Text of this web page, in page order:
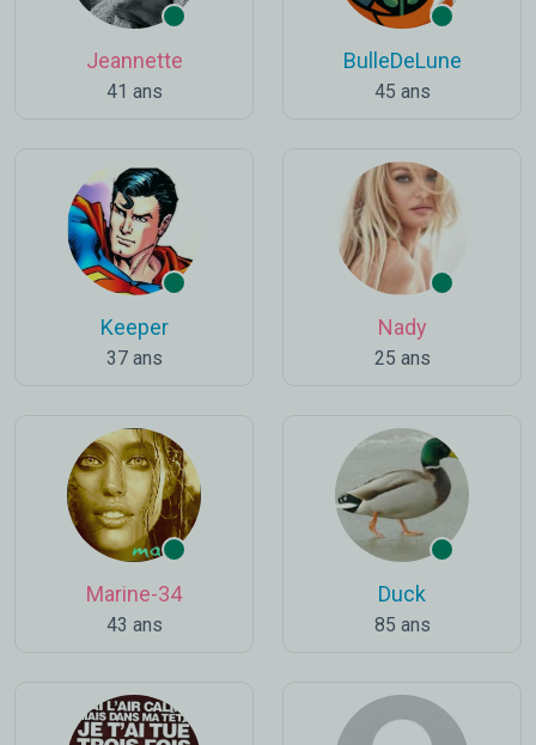
Jeannette
41 ans
BulleDeLune
45 ans
Keeper
37 ans
Nady
25 ans
Marine-34
43 ans
Duck
85 ans